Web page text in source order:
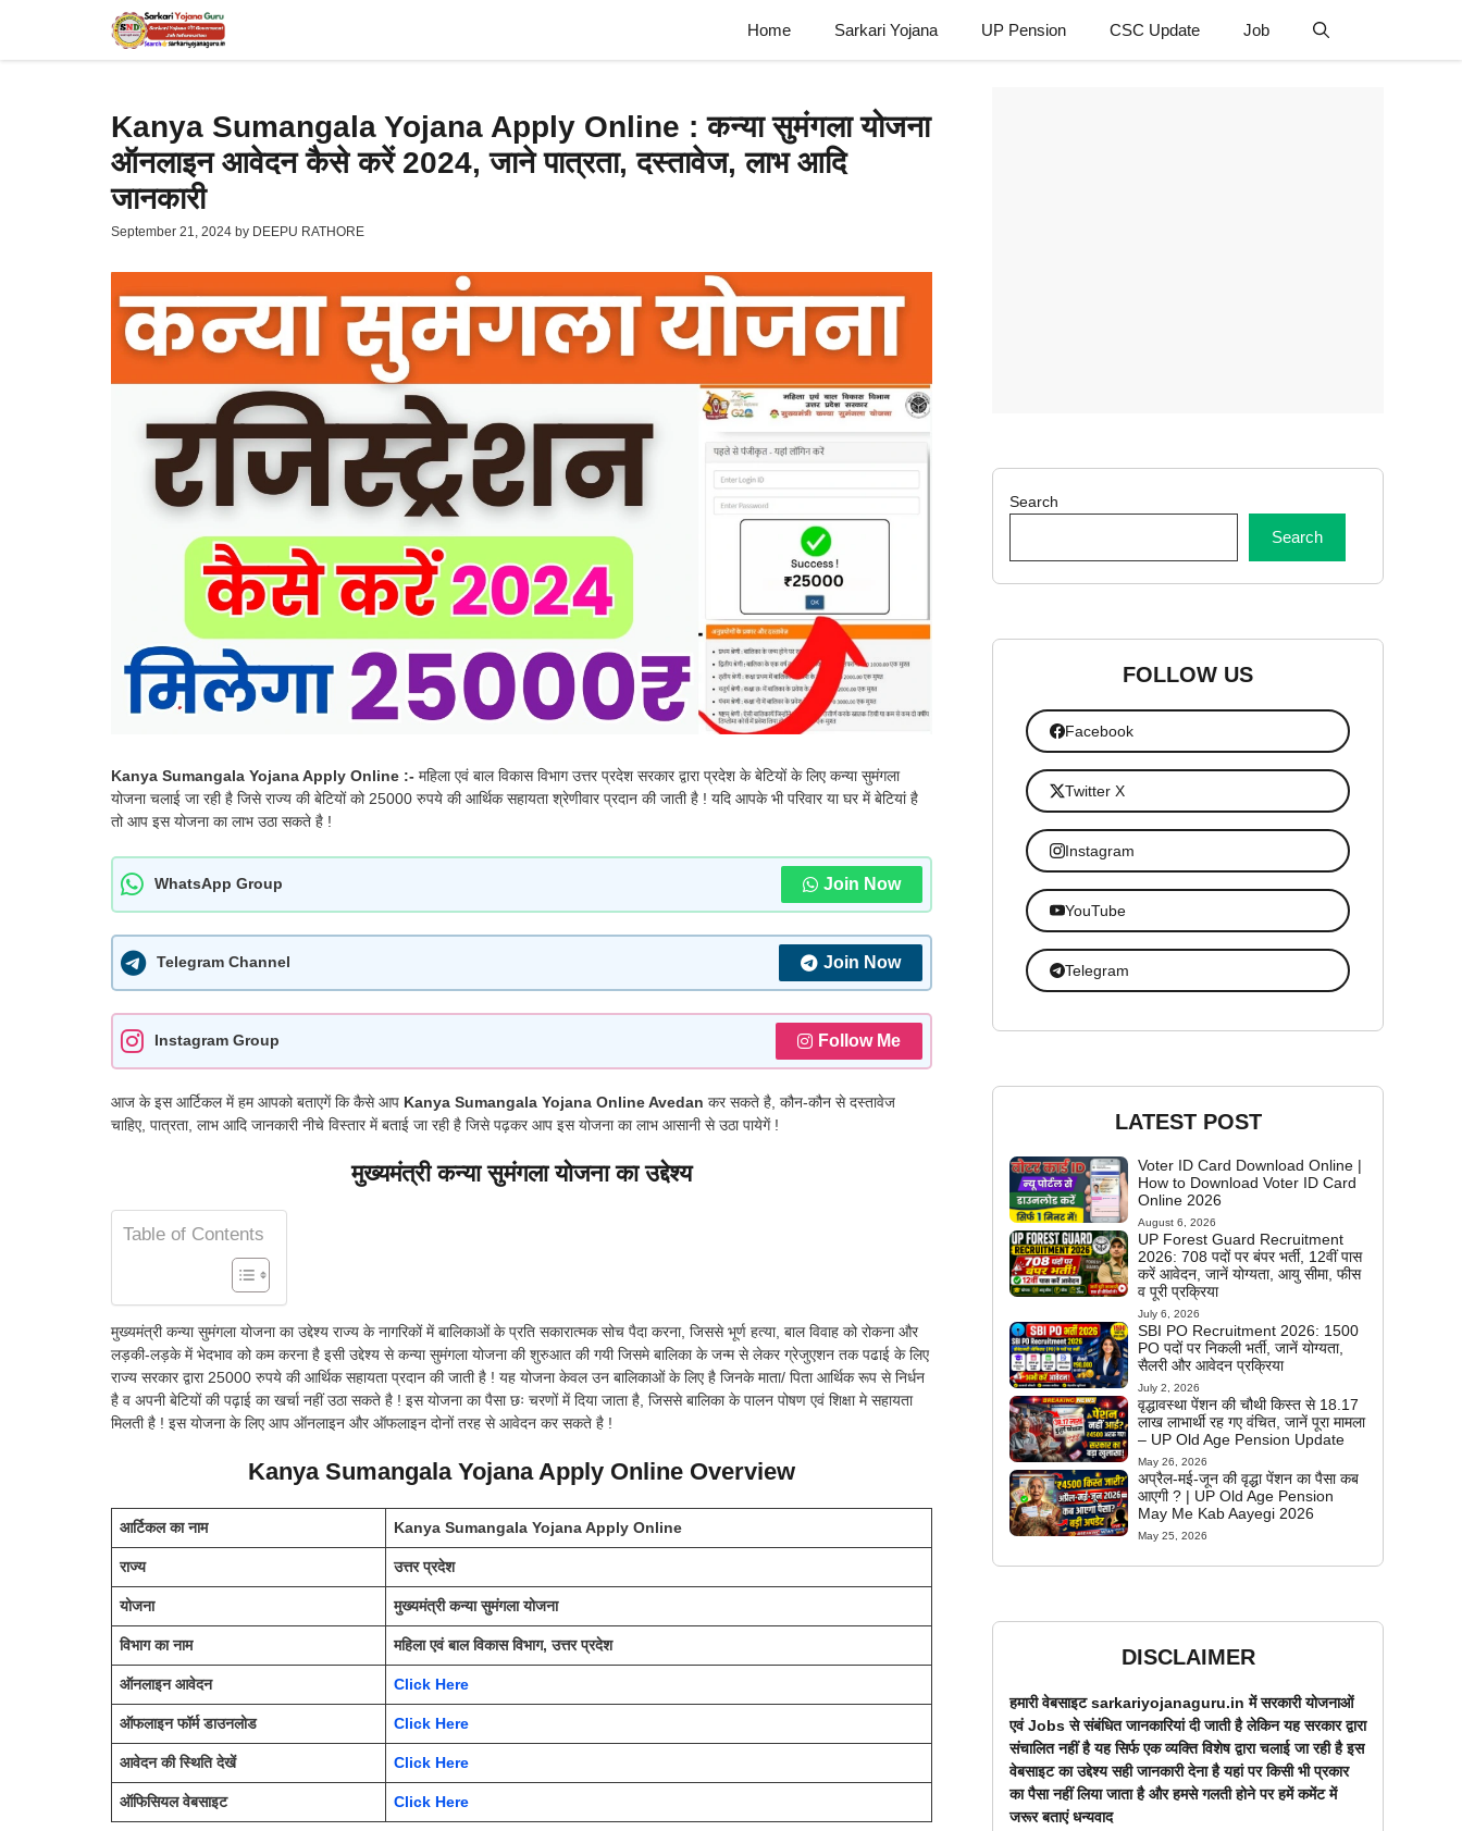
Home Sarkari Yojana UP Pension CSC Update Job
Kanya Sumangala Yojana Apply Online : कन्या सुमंगला योजना
ऑनलाइन आवेदन कैसे करें 2024, जाने पात्रता, दस्तावेज, लाभ आदि
जानकारी
September 21, 2024 by DEEPU RATHORE
Kanya Sumangala Yojana Apply Online :- महिला एवं बाल विकास विभाग उत्तर प्रदेश सरकार द्वारा प्रदेश के बेटियों के लिए कन्या सुमंगला
योजना चलाई जा रही है जिसे राज्य की बेटियों को 25000 रुपये की आर्थिक सहायता श्रेणीवार प्रदान की जाती है ! यदि आपके भी परिवार या घर में बेटियां है
तो आप इस योजना का लाभ उठा सकते है !
WhatsApp Group Join Now
Telegram Channel Join Now
Instagram Group Follow Me
आज के इस आर्टिकल में हम आपको बताएगें कि कैसे आप Kanya Sumangala Yojana Online Avedan कर सकते है, कौन-कौन से दस्तावेज
चाहिए, पात्रता, लाभ आदि जानकारी नीचे विस्तार में बताई जा रही है जिसे पढ़कर आप इस योजना का लाभ आसानी से उठा पायेगें !
मुख्यमंत्री कन्या सुमंगला योजना का उद्देश्य
Table of Contents
मुख्यमंत्री कन्या सुमंगला योजना का उद्देश्य राज्य के नागरिकों में बालिकाओं के प्रति सकारात्मक सोच पैदा करना, जिससे भूर्ण हत्या, बाल विवाह को रोकना और
लड़की-लड़के में भेदभाव को कम करना है इसी उद्देश्य से कन्या सुमंगला योजना की शुरुआत की गयी जिसमे बालिका के जन्म से लेकर ग्रेजुएशन तक पढाई के लिए
राज्य सरकार द्वारा 25000 रुपये की आर्थिक सहायता प्रदान की जाती है ! यह योजना केवल उन बालिकाओं के लिए है जिनके माता/ पिता आर्थिक रूप से निर्धन
है व अपनी बेटियों की पढ़ाई का खर्चा नहीं उठा सकते है ! इस योजना का पैसा छः चरणों में दिया जाता है, जिससे बालिका के पालन पोषण एवं शिक्षा मे सहायता
मिलती है ! इस योजना के लिए आप ऑनलाइन और ऑफलाइन दोनों तरह से आवेदन कर सकते है !
Kanya Sumangala Yojana Apply Online Overview
आर्टिकल का नाम Kanya Sumangala Yojana Apply Online
राज्य उत्तर प्रदेश
योजना मुख्यमंत्री कन्या सुमंगला योजना
विभाग का नाम महिला एवं बाल विकास विभाग, उत्तर प्रदेश
ऑनलाइन आवेदन Click Here
ऑफलाइन फॉर्म डाउनलोड Click Here
आवेदन की स्थिति देखें Click Here
ऑफिसियल वेबसाइट Click Here
Search
Search
FOLLOW US
Facebook
Twitter X
Instagram
YouTube
Telegram
LATEST POST
Voter ID Card Download Online |
How to Download Voter ID Card
Online 2026
August 6, 2026
UP Forest Guard Recruitment
2026: 708 पदों पर बंपर भर्ती, 12वीं पास
करें आवेदन, जानें योग्यता, आयु सीमा, फीस
व पूरी प्रक्रिया
July 6, 2026
SBI PO Recruitment 2026: 1500
PO पदों पर निकली भर्ती, जानें योग्यता,
सैलरी और आवेदन प्रक्रिया
July 2, 2026
वृद्धावस्था पेंशन की चौथी किस्त से 18.17
लाख लाभार्थी रह गए वंचित, जानें पूरा मामला
– UP Old Age Pension Update
May 26, 2026
अप्रैल-मई-जून की वृद्धा पेंशन का पैसा कब
आएगी ? | UP Old Age Pension
May Me Kab Aayegi 2026
May 25, 2026
DISCLAIMER
हमारी वेबसाइट sarkariyojanaguru.in में सरकारी योजनाओं
एवं Jobs से संबंधित जानकारियां दी जाती है लेकिन यह सरकार द्वारा
संचालित नहीं है यह सिर्फ एक व्यक्ति विशेष द्वारा चलाई जा रही है इस
वेबसाइट का उद्देश्य सही जानकारी देना है यहां पर किसी भी प्रकार
का पैसा नहीं लिया जाता है और हमसे गलती होने पर हमें कमेंट में
जरूर बताएं धन्यवाद